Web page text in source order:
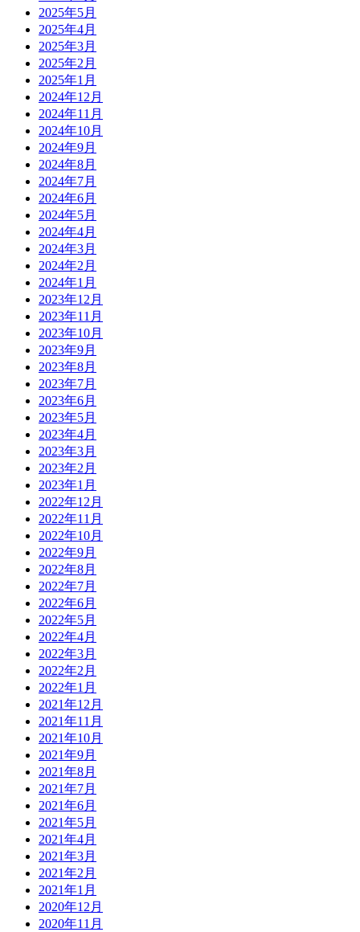
2025年5月
2025年4月
2025年3月
2025年2月
2025年1月
2024年12月
2024年11月
2024年10月
2024年9月
2024年8月
2024年7月
2024年6月
2024年5月
2024年4月
2024年3月
2024年2月
2024年1月
2023年12月
2023年11月
2023年10月
2023年9月
2023年8月
2023年7月
2023年6月
2023年5月
2023年4月
2023年3月
2023年2月
2023年1月
2022年12月
2022年11月
2022年10月
2022年9月
2022年8月
2022年7月
2022年6月
2022年5月
2022年4月
2022年3月
2022年2月
2022年1月
2021年12月
2021年11月
2021年10月
2021年9月
2021年8月
2021年7月
2021年6月
2021年5月
2021年4月
2021年3月
2021年2月
2021年1月
2020年12月
2020年11月